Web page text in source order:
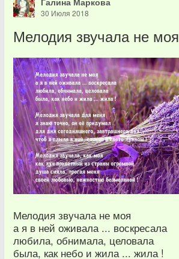
30 Июля 2018
Мелодия звучала не моя
Мелодия звучала не моя
а я в ней оживала ... воскресала
любила, обнимала, целовала
была, как небо и жила ... жила !